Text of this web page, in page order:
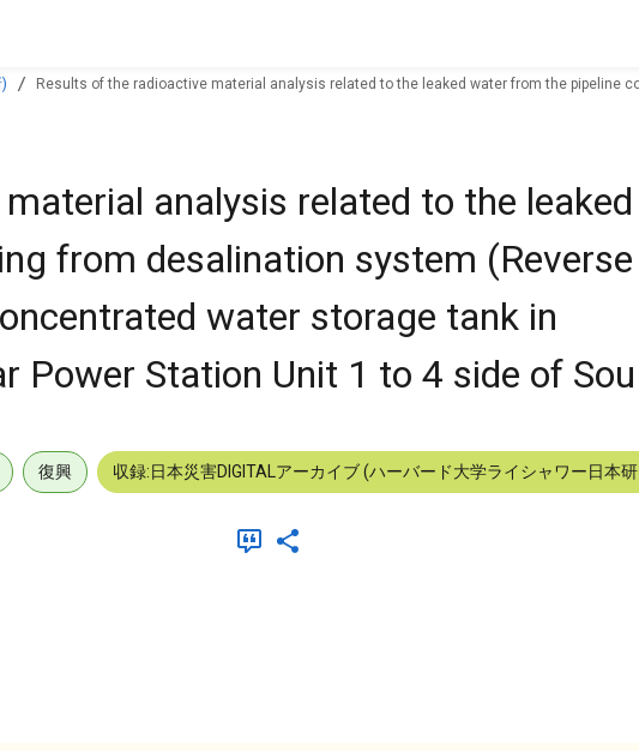
Results of the radioactive material analysis related to the leaked water from the pipeline
analysis related to the
from desalination system (Reverse
water storage tank in
Power Station Unit 1 to 4 side of Sou
復興 収録:日本災害DIGITALアーカイブ (ハーバード大学ライシャワー日本